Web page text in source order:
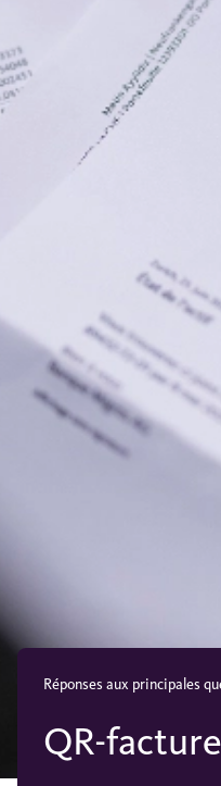
Réponses aux principales
QR-facture